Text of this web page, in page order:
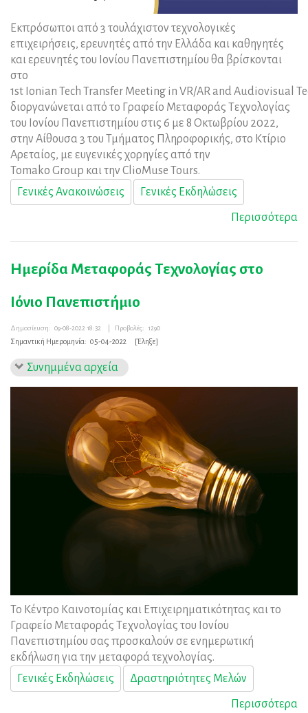
Εκπρόσωποι από 3 τουλάχιστον τεχνολογικές
επιχειρήσεις, ερευνητές από την Ελλάδα και καθηγητές
και ερευνητές του Ιονίου Πανεπιστημίου θα βρίσκονται
στο
1st Ιonian Tech Transfer Meeting in VR/AR and Audiovisual
διοργανώνεται από το Γραφείο Μεταφοράς Τεχνολογίας
του Ιονίου Πανεπιστημίου στις 6 με 8 Οκτωβρίου 2022,
στην Αίθουσα 3 του Τμήματος Πληροφορικής, στο Κτίριο
Αρεταίος, με ευγενικές χορηγίες από την
Tomako Group και την ClioMuse Tours.
Γενικές Ανακοινώσεις
Γενικές Εκδηλώσεις
Περισσότερα
Ημερίδα Μεταφοράς Τεχνολογίας στο
Ιόνιο Πανεπιστήμιο
Δημοσίευση: 09-08-2022 18:32 Προβολές: 1290
Σημαντική Ημερομηνία: 05-04-2022 [Έληξε]
Συνημμένα αρχεία
Το Κέντρο Καινοτομίας και Επιχειρηματικότητας και το
Γραφείο Μεταφοράς Τεχνολογίας του Ιονίου
Πανεπιστημίου σας προσκαλούν σε ενημερωτική
εκδήλωση για την μεταφορά τεχνολογίας.
Γενικές Εκδηλώσεις
Δραστηριότητες Μελών
Περισσότερα